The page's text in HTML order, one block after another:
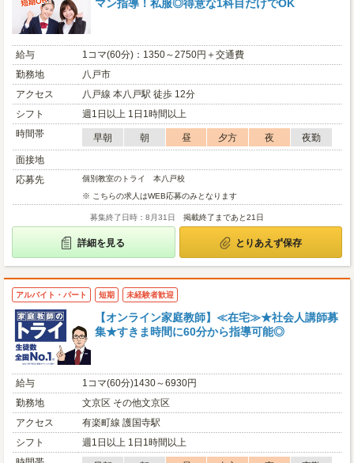
マン指導！私服◎得意な1科目だけでOK
給与
1コマ(60分)：1350～2750円＋交通費
勤務地
八戸市
アクセス
八戸線 本八戸駅 徒歩 12分
シフト
週1日以上 1日1時間以上
時間帯
早朝 朝 昼 夕方 夜
夜勤
面接地
応募先
個別教室のトライ 本八戸校
※ こちらの求人はWEB応募のみとなります
募集終了日時：8月31日 掲載終了まであと21日
詳細を見る とりあえず保存
アルバイト・パート 短期 未経験者歓迎
【オンライン家庭教師】≪在宅≫★社会人講師募
集★すきま時間に60分から指導可能◎
給与
1コマ(60分)1430～6930円
勤務地
文京区 その他文京区
アクセス
有楽町線 護国寺駅
シフト
週1日以上 1日1時間以上